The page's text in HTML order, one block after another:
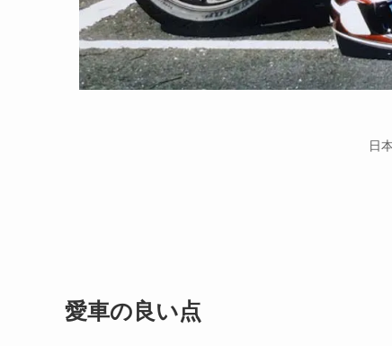
日
愛車の良い点